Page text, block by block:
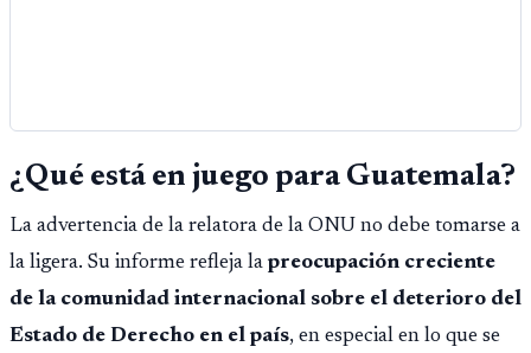
¿Qué está en juego para Guatemala?
La advertencia de la relatora de la ONU no debe tomarse a
la ligera. Su informe refleja la preocupación creciente
de la comunidad internacional sobre el deterioro del
Estado de Derecho en el país, en especial en lo que se